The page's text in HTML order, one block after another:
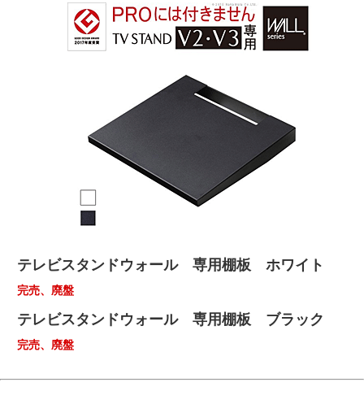
テレビスタンドウォール 専用棚板 ホワイト
完売、廃盤
テレビスタンドウォール 専用棚板 ブラック
完売、廃盤